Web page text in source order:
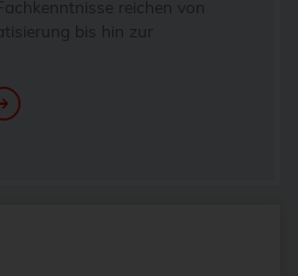
reichen von
bis hin zur